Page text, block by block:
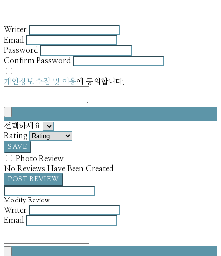
Writer
Email
Password
Confirm Password
개인정보 수집 및 이용에 동의합니다.
선택하세요
Rating
SAVE
Photo Review
No Reviews Have Been Created.
POST REVIEW
Modify Review
Writer
Email